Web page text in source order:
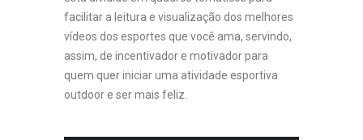
facilitar a leitura e visualização dos melhores
vídeos dos esportes que você ama, servindo,
assim, de incentivador e motivador para
quem quer iniciar uma atividade esportiva
outdoor e ser mais feliz.